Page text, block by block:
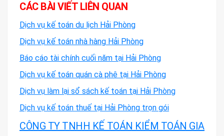
CÁC BÀI VIẾT LIÊN QUAN
Dịch vụ kế toán du lịch Hải Phòng
Dịch vụ kế toán nhà hàng Hải Phòng
Báo cáo tài chính cuối năm tại Hải Phòng
Dịch vụ kế toán quán cà phê tại Hải Phòng
Dịch vụ làm lại sổ sách kế toán tại Hải Phòng
Dịch vụ kế toán thuế tại Hải Phòng trọn gói
CÔNG TY TNHH KẾ TOÁN KIỂM TOÁN GIA